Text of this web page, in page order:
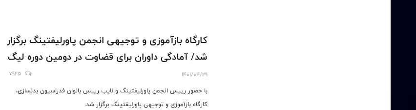
کارگاه بازآموزی و توجیهی انجمن پاورلیفتینگ برگزار
شد/ آمادگی داوران برای قضاوت در دومین دوره لیگ
1401/04/29
7925
با حضور رییس انجمن پاورلیفتینگ و نایب رییس بانوان فدراسیون بدنسازی،
کارگاه بازآموزی و توجیهی پاورلیفتینگ برگزار شد.